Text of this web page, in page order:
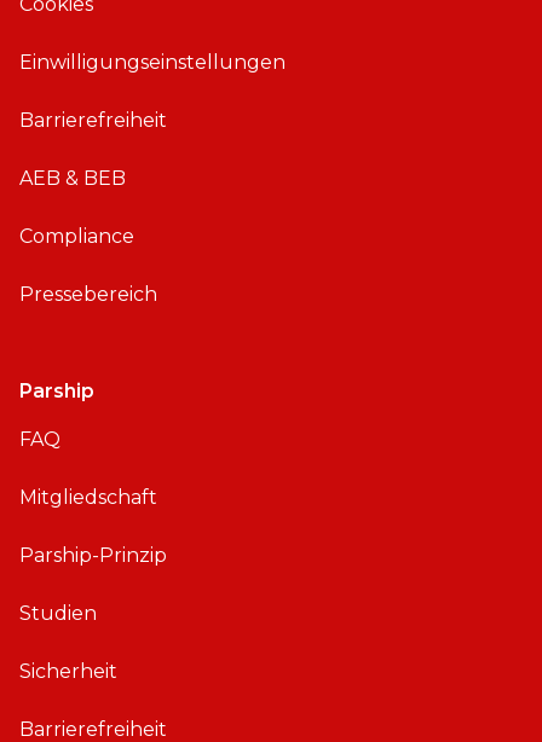
Einwilligungseinstellungen
Barrierefreiheit
AEB & BEB
Compliance
Pressebereich
Parship
FAQ
Mitgliedschaft
Parship-Prinzip
Studien
Sicherheit
Barrierefreiheit